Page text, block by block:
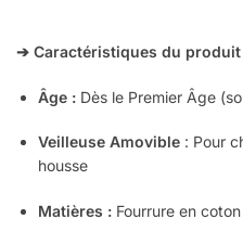
➔ Caractéristiques du produit
Âge : Dès le Premier Âge
Veilleuse Amovible : Pour
housse
Matières : Fourrure en